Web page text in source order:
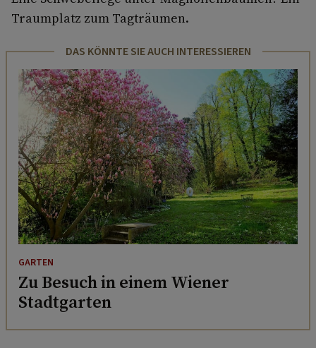
Traumplatz zum Tagträumen.
DAS KÖNNTE SIE AUCH INTERESSIEREN
GARTEN
Zu Besuch in einem Wiener
Stadtgarten